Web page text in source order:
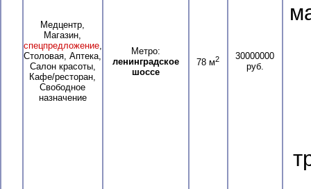
Медцентр,
Магазин,
спецпредложение,
Столовая, Аптека,
Салон красоты,
Кафе/ресторан,
Свободное
назначение
Метро:
ленинградское
шоссе
78 м2
30000000
руб.